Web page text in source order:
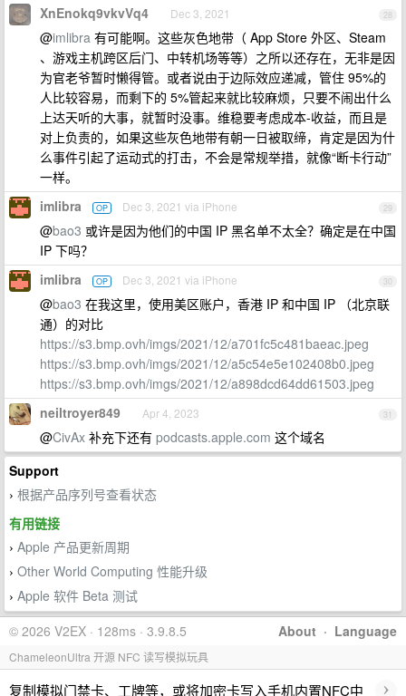
28
XnEnokq9vkvVq4 Dec 3, 2021
@imlibra 有可能啊。这些灰色地带（ App Store 外区、Steam
、游戏主机跨区后门、中转机场等等）之所以还存在，无非是因
为官老爷暂时懒得管。或者说由于边际效应递减，管住 95%的
人比较容易，而剩下的 5%管起来就比较麻烦，只要不闹出什么
上达天听的大事，就暂时没事。维稳要考虑成本-收益，而且是
对上负责的，如果这些灰色地带有朝一日被取缔，肯定是因为什
么事件引起了运动式的打击，不会是常规举措，就像“断卡行动”
一样。
29
imlibra OP Dec 3, 2021 via iPhone
@bao3 或许是因为他们的中国 IP 黑名单不太全？确定是在中国
IP 下吗？
30
imlibra OP Dec 3, 2021 via iPhone
@bao3 在我这里，使用美区账户，香港 IP 和中国 IP （北京联
通）的对比
https://s3.bmp.ovh/imgs/2021/12/a701fc5c481baeac.jpeg
https://s3.bmp.ovh/imgs/2021/12/a5c54e5e102408b0.jpeg
https://s3.bmp.ovh/imgs/2021/12/a898dcd64dd61503.jpeg
31
neiltroyer849 Apr 4, 2023
@CivAx 补充下还有 podcasts.apple.com 这个域名
Support
› 根据产品序列号查看状态
有用链接
› Apple 产品更新周期
› Other World Computing 性能升级
› Apple 软件 Beta 测试
About · Language
© 2026 V2EX · 128ms · 3.9.8.5
ChameleonUltra 开源 NFC 读写模拟玩具
复制模拟门禁卡、工牌等，或将加密卡写入手机内置NFC中 ›